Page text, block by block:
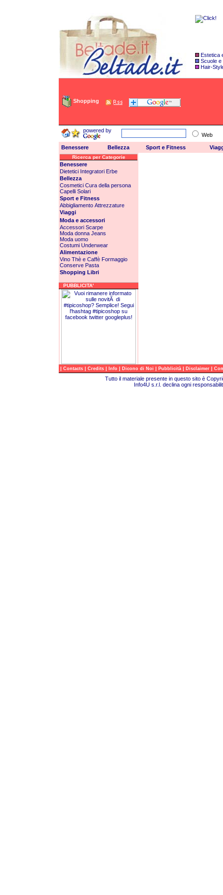
Estetica
Scuole e
Hair-
Shopping
powered by
Web
Benessere Bellezza Sport e Fitness
Ricerca per Categorie
Benessere
Dietetici Integratori Erbe
Bellezza
Cosmetici Cura della persona
Capelli Solari
Sport e Fitness
Abbigliamento Attrezzature
Viaggi
Moda e accessori
Accessori Scarpe
Moda donna Jeans
Moda uomo
Costumi Underwear
Alimentazione
Vino Thè e Caffè Formaggio
Conserve Pasta
Shopping Libri
PUBBLICITA'
| Contacts | Credits | Info | Dicono di Noi | Pubblicità | Disclaimer |
Tutto il materiale presente in questo sito è
Info4U s.r.l. declina ogni